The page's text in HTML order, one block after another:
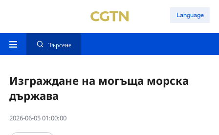
Language
Търсене
Изграждане на могъща морска
държава
2026-06-05 01:00:00